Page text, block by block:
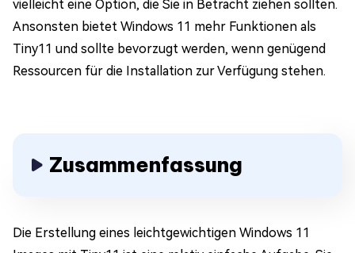
vielleicht eine Option, die Sie in Betracht ziehen sollten.
Ansonsten bietet Windows 11 mehr Funktionen als
Tiny11 und sollte bevorzugt werden, wenn genügend
Ressourcen für die Installation zur Verfügung stehen.
Zusammenfassung
Die Erstellung eines leichtgewichtigen Windows 11